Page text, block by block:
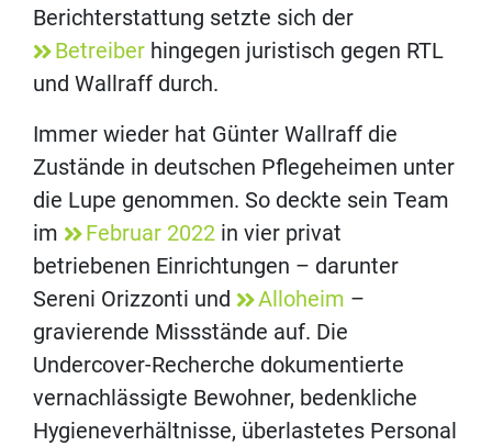
Berichterstattung setzte sich der
Betreiber hingegen juristisch gegen RTL
und Wallraff durch.
Immer wieder hat Günter Wallraff die
Zustände in deutschen Pflegeheimen unter
die Lupe genommen. So deckte sein Team
im
Februar 2022 in vier privat
betriebenen Einrichtungen – darunter
Sereni Orizzonti und
Alloheim –
gravierende Missstände auf. Die
Undercover-Recherche dokumentierte
vernachlässigte Bewohner, bedenkliche
Hygieneverhältnisse, überlastetes Personal